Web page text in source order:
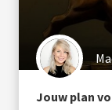
Jouw plan